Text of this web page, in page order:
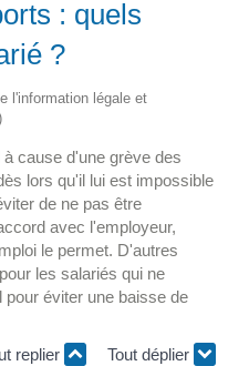
: quels
?
l'information légale et
cause d'une grève des
lors qu'il lui est impossible
de ne pas être
avec l'employeur,
le permet. D'autres
les salariés qui ne
pour éviter une baisse de
replier
Tout déplier